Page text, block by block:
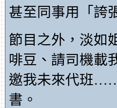
甚至同事用「誇
節目之外，淡如
啡豆、請司機載
邀我未來代班
書。